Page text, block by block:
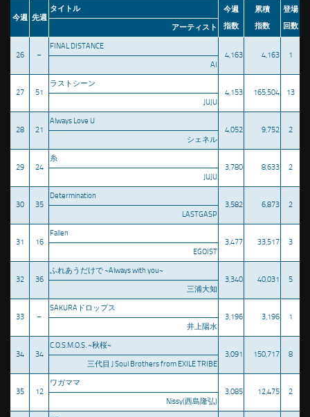
今週 先週
タイトル
今週
指数
累積
指数
登場
回数
アーティスト
26 –
FINAL DISTANCE
4,163
4,163
1
AI
27 51
ラストシーン
4,153
165,504
13
JUJU
28 21
Always Love U
4,052
9,752
2
シェネル
29 24
糸
3,780
8,633
2
JUJU
30 35
Determination
3,582
6,873
2
LASTGASP
31 16
Fallen
3,477
33,517
3
EGOIST
32 36
ふれあうだけで ~Always with you~
3,340
40,031
5
三浦大知
33 –
SAKURAドロップス
3,196
3,196
1
井上陽水
34 34
C.O.S.M.O.S. ~秋桜~
3,091
150,717
8
三代目 J Soul Brothers from EXILE TRIBE
35 12
ワガママ
3,085
12,475
2
Nissy(西島隆弘)